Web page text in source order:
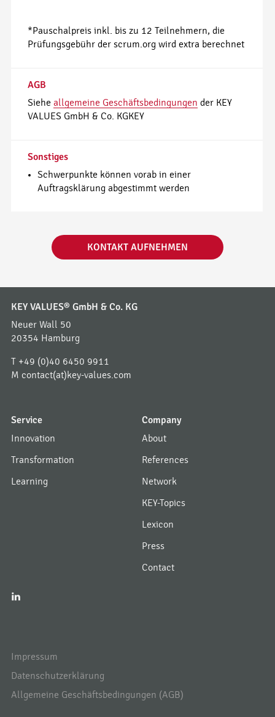
*Pauschalpreis inkl. bis zu 12 Teilnehmern, die
Prüfungsgebühr der scrum.org wird extra berechnet
AGB
Siehe allgemeine Geschäftsbedingungen der KEY
VALUES GmbH & Co. KGKEY
Sonstiges
Schwerpunkte können vorab in einer
Auftragsklärung abgestimmt werden
KONTAKT AUFNEHMEN
KEY VALUES® GmbH & Co. KG
Neuer Wall 50
20354 Hamburg
T +49 (0)40 6450 9911
M contact(at)key-values.com
Service
Innovation
Transformation
Learning
Company
About
References
Network
KEY-Topics
Lexicon
Press
Contact
I
Impressum
Datenschutzerklärung
Allgemeine Geschäftsbedingungen (AGB)